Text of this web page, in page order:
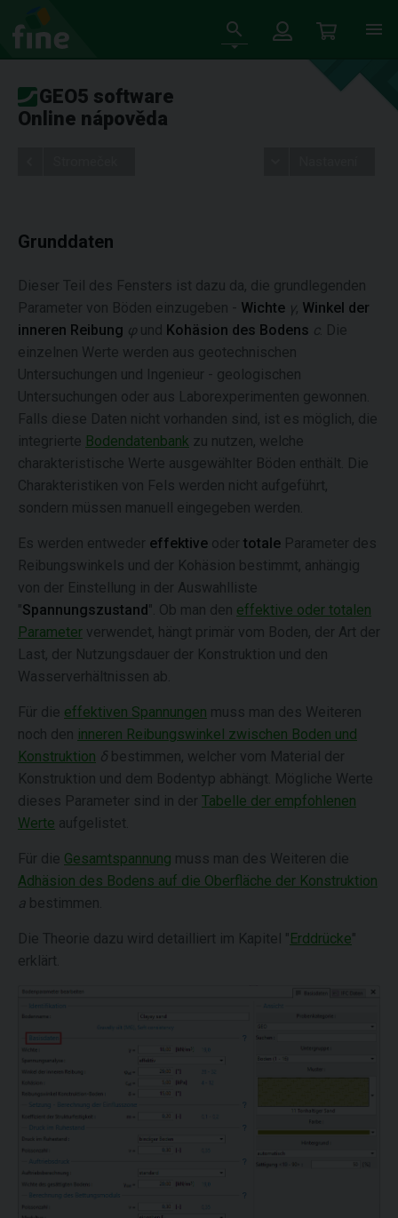
GEO5 software
Online nápověda
Grunddaten
Dieser Teil des Fensters ist dazu da, die grundlegenden
Parameter von Böden einzugeben - Wichte γ, Winkel der
inneren Reibung φ und Kohäsion des Bodens c. Die
einzelnen Werte werden aus geotechnischen
Untersuchungen und Ingenieur - geologischen
Untersuchungen oder aus Laborexperimenten gewonnen.
Falls diese Daten nicht vorhanden sind, ist es möglich, die
integrierte Bodendatenbank zu nutzen, welche
charakteristische Werte ausgewählter Böden enthält. Die
Charakteristiken von Fels werden nicht aufgeführt,
sondern müssen manuell eingegeben werden.
Es werden entweder effektive oder totale Parameter des
Reibungswinkels und der Kohäsion bestimmt, anhängig
von der Einstellung in der Auswahlliste
"Spannungszustand". Ob man den effektive oder totalen
Parameter verwendet, hängt primär vom Boden, der Art der
Last, der Nutzungsdauer der Konstruktion und den
Wasserverhältnissen ab.
Für die effektiven Spannungen muss man des Weiteren
noch den inneren Reibungswinkel zwischen Boden und
Konstruktion δ bestimmen, welcher vom Material der
Konstruktion und dem Bodentyp abhängt. Mögliche Werte
dieses Parameter sind in der Tabelle der empfohlenen
Werte aufgelistet.
Für die Gesamtspannung muss man des Weiteren die
Adhäsion des Bodens auf die Oberfläche der Konstruktion
a bestimmen.
Die Theorie dazu wird detailliert im Kapitel "Erddrücke"
erklärt.